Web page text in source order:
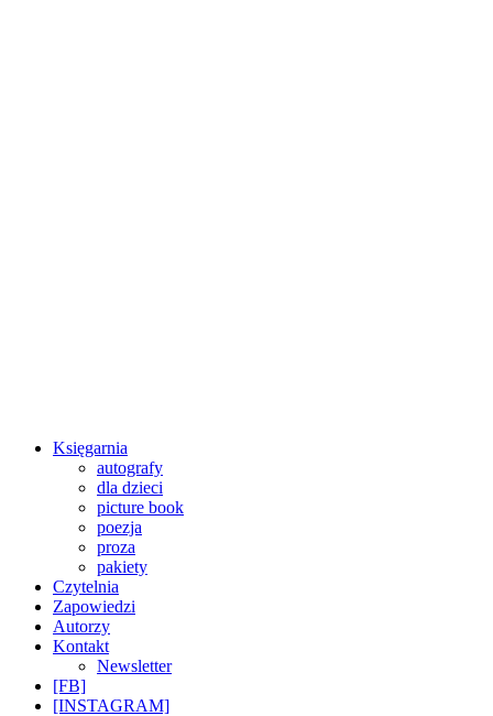
Księgarnia
autografy
dla dzieci
picture book
poezja
proza
pakiety
Czytelnia
Zapowiedzi
Autorzy
Kontakt
Newsletter
[FB]
[INSTAGRAM]